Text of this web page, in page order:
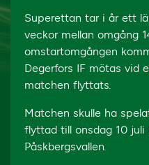
Superettan tar i år ett
veckor mellan omgång
omstartomgången
Degerfors IF mötas vid
matchen flyttats.
Matchen skulle ha
flyttad till onsdag 10 juli
Påskbergsvallen.